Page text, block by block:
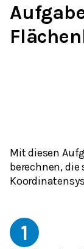
Mit diesen
berechnen,
1